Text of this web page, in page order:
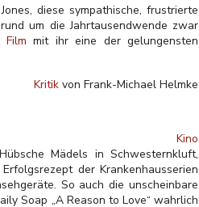
diese sympathische, frustrierte
um die Jahrtausendwende zwar
mit ihr eine der gelungensten
Kritik von Frank-Michael Helmke
Kino
Mädels in Schwesternkluft,
der Krankenhausserien
So auch die unscheinbare
Soap „A Reason to Love“ wahrlich